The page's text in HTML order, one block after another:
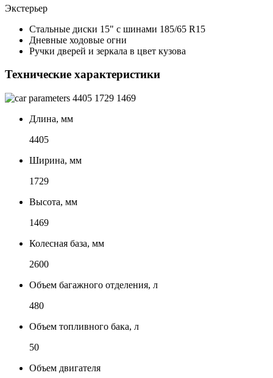
Экстерьер
Стальные диски 15" с шинами 185/65 R15
Дневные ходовые огни
Ручки дверей и зеркала в цвет кузова
Технические характеристики
4405 1729 1469
Длина, мм
4405
Ширина, мм
1729
Высота, мм
1469
Колесная база, мм
2600
Объем багажного отделения, л
480
Объем топливного бака, л
50
Объем двигателя